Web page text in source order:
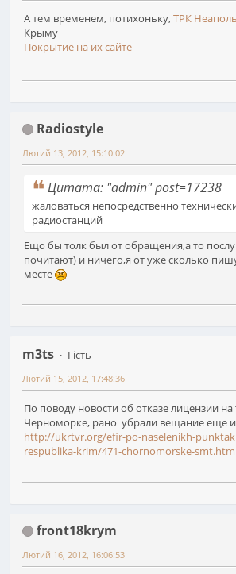
А тем временем, потихоньку,ТРК Неаполь
Крыму
Покрытие на их сайте
Radiostyle
Лютий 13, 2012, 15:10:02
Цитата: "admin" post=17238
жаловаться непосредственно
радиостанций
Ещо бы толк был от обращения,а то
почитают) и ничего,я от уже сколько
месте
m3ts
Гість
Лютий 15, 2012, 17:48:36
По поводу новости об отказе лицензии на
Черноморке, рано убрали вещание еще
http://ukrtvr.org/efir-po-naselenikh-
respublika-krim/471-chornomorske-
front18krym
Лютий 16, 2012, 16:06:53